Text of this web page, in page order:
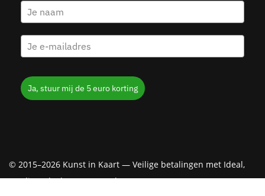
Ja, stuur mij de 5 euro korting
© 2015–2026 Kunst in Kaart — Veilige betalingen met Ideal,
Creditcard, Klarna & PayPal